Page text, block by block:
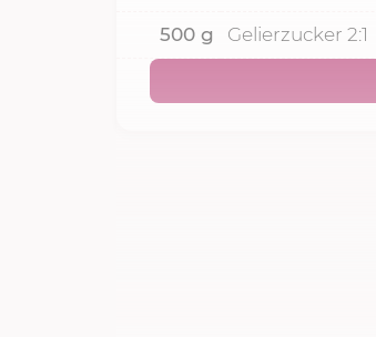
500 g Gelierzucker 2:1